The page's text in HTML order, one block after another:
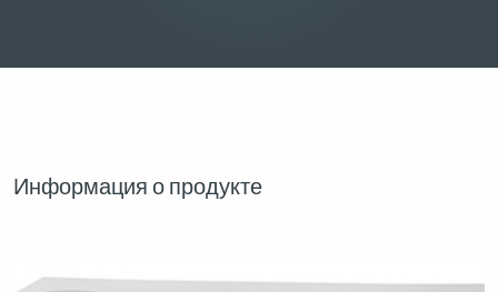
Информация о продукте